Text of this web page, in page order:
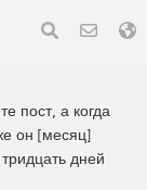
пост, а когда
он [месяц]
дней